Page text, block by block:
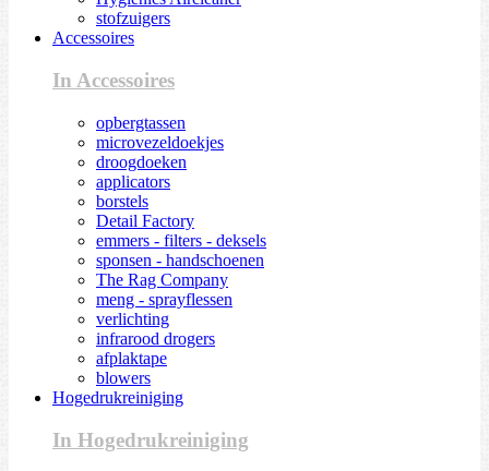
stofzuigers
Accessoires
In Accessoires
opbergtassen
microvezeldoekjes
droogdoeken
applicators
borstels
Detail Factory
emmers - filters - deksels
sponsen - handschoenen
The Rag Company
meng - sprayflessen
verlichting
infrarood drogers
afplaktape
blowers
Hogedrukreiniging
In Hogedrukreiniging